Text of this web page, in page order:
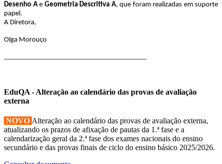
Desenho Ae Geometria Descritiva A, que foram realizadas em suporte
papel.
A Diretora,
Olga Morouço
EduQA - Alteração ao calendário das provas de avaliação
externa
NOVO Alteração ao calendário das provas de avaliação externa,
atualizando os prazos de afixação de pautas da 1.ª fase e a
calendarização geral da 2.ª fase dos exames nacionais do ensino
secundário e das provas finais de ciclo do ensino básico 2025/2026.